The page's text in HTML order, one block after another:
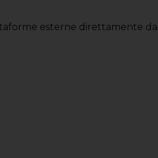
esterne direttamente